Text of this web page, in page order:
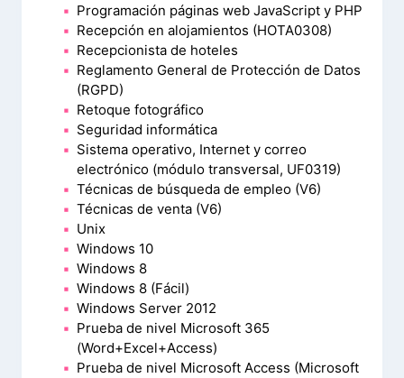
Programación páginas web JavaScript y PHP
Recepción en alojamientos (HOTA0308)
Recepcionista de hoteles
Reglamento General de Protección de Datos
(RGPD)
Retoque fotográfico
Seguridad informática
Sistema operativo, Internet y correo
electrónico (módulo transversal, UF0319)
Técnicas de búsqueda de empleo (V6)
Técnicas de venta (V6)
Unix
Windows 10
Windows 8
Windows 8 (Fácil)
Windows Server 2012
Prueba de nivel Microsoft 365
(Word+Excel+Access)
Prueba de nivel Microsoft Access (Microsoft